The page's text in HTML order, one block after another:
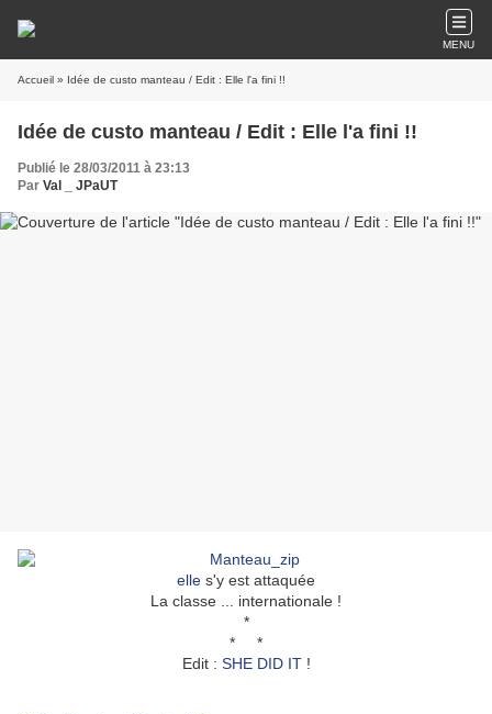
MENU
Accueil » Idée de custo manteau / Edit : Elle l'a fini !!
Idée de custo manteau / Edit : Elle l'a fini !!
Publié le 28/03/2011 à 23:13
Par Val _ JPaUT
elle s'y est attaquée
La classe ... internationale !
*
* *
Edit : SHE DID IT!